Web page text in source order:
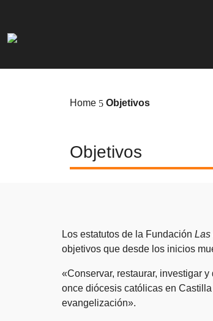
Home 5 Objetivos
Objetivos
Los estatutos de la Fundación Las
objetivos que desde los inicios
«Conservar, restaurar, investigar
once diócesis católicas en
evangelización».